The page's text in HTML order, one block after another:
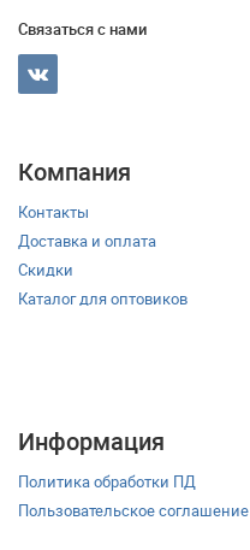
Связаться с нами
Компания
Контакты
Доставка и оплата
Скидки
Каталог для оптовиков
Информация
Политика обработки ПД
Пользовательское соглашение